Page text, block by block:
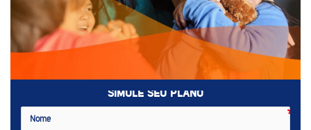
SIMULE SEU PLANO